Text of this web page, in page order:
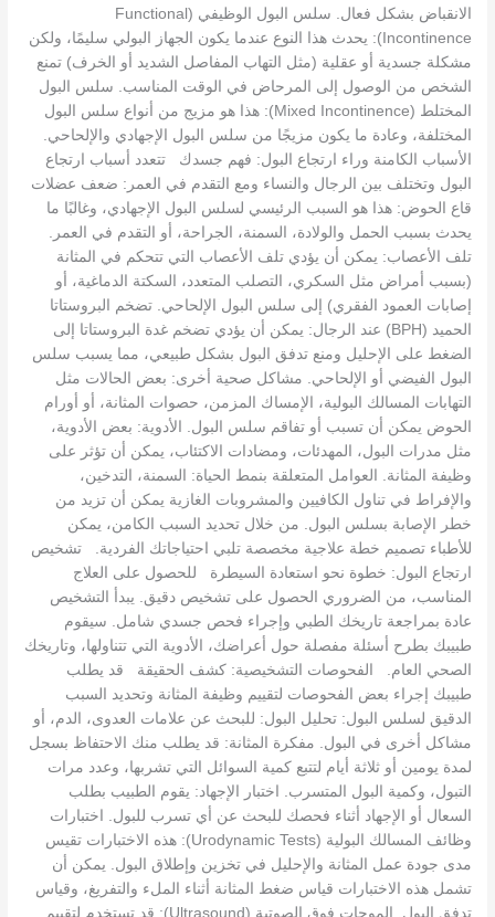
الانقباض بشكل فعال. سلس البول الوظيفي (Functional
Incontinence): يحدث هذا النوع عندما يكون الجهاز البولي سليمًا، ولكن
مشكلة جسدية أو عقلية (مثل التهاب المفاصل الشديد أو الخرف) تمنع
الشخص من الوصول إلى المرحاض في الوقت المناسب. سلس البول
المختلط (Mixed Incontinence): هذا هو مزيج من أنواع سلس البول
المختلفة، وعادة ما يكون مزيجًا من سلس البول الإجهادي والإلحاحي.
الأسباب الكامنة وراء ارتجاع البول: فهم جسدك تتعدد أسباب ارتجاع
البول وتختلف بين الرجال والنساء ومع التقدم في العمر: ضعف عضلات
قاع الحوض: هذا هو السبب الرئيسي لسلس البول الإجهادي، وغالبًا ما
يحدث بسبب الحمل والولادة، السمنة، الجراحة، أو التقدم في العمر.
تلف الأعصاب: يمكن أن يؤدي تلف الأعصاب التي تتحكم في المثانة
(بسبب أمراض مثل السكري، التصلب المتعدد، السكتة الدماغية، أو
إصابات العمود الفقري) إلى سلس البول الإلحاحي. تضخم البروستاتا
الحميد (BPH) عند الرجال: يمكن أن يؤدي تضخم غدة البروستاتا إلى
الضغط على الإحليل ومنع تدفق البول بشكل طبيعي، مما يسبب سلس
البول الفيضي أو الإلحاحي. مشاكل صحية أخرى: بعض الحالات مثل
التهابات المسالك البولية، الإمساك المزمن، حصوات المثانة، أو أورام
الحوض يمكن أن تسبب أو تفاقم سلس البول. الأدوية: بعض الأدوية،
مثل مدرات البول، المهدئات، ومضادات الاكتئاب، يمكن أن تؤثر على
وظيفة المثانة. العوامل المتعلقة بنمط الحياة: السمنة، التدخين،
والإفراط في تناول الكافيين والمشروبات الغازية يمكن أن تزيد من
خطر الإصابة بسلس البول. من خلال تحديد السبب الكامن، يمكن
للأطباء تصميم خطة علاجية مخصصة تلبي احتياجاتك الفردية. تشخيص
ارتجاع البول: خطوة نحو استعادة السيطرة للحصول على العلاج
المناسب، من الضروري الحصول على تشخيص دقيق. يبدأ التشخيص
عادة بمراجعة تاريخك الطبي وإجراء فحص جسدي شامل. سيقوم
طبيبك بطرح أسئلة مفصلة حول أعراضك، الأدوية التي تتناولها، وتاريخك
الصحي العام. الفحوصات التشخيصية: كشف الحقيقة قد يطلب
طبيبك إجراء بعض الفحوصات لتقييم وظيفة المثانة وتحديد السبب
الدقيق لسلس البول: تحليل البول: للبحث عن علامات العدوى، الدم، أو
مشاكل أخرى في البول. مفكرة المثانة: قد يطلب منك الاحتفاظ بسجل
لمدة يومين أو ثلاثة أيام لتتبع كمية السوائل التي تشربها، وعدد مرات
التبول، وكمية البول المتسرب. اختبار الإجهاد: يقوم الطبيب بطلب
السعال أو الإجهاد أثناء فحصك للبحث عن أي تسرب للبول. اختبارات
وظائف المسالك البولية (Urodynamic Tests): هذه الاختبارات تقيس
مدى جودة عمل المثانة والإحليل في تخزين وإطلاق البول. يمكن أن
تشمل هذه الاختبارات قياس ضغط المثانة أثناء الملء والتفريغ، وقياس
تدفق البول. الموجات فوق الصوتية (Ultrasound): قد تستخدم لتقييم